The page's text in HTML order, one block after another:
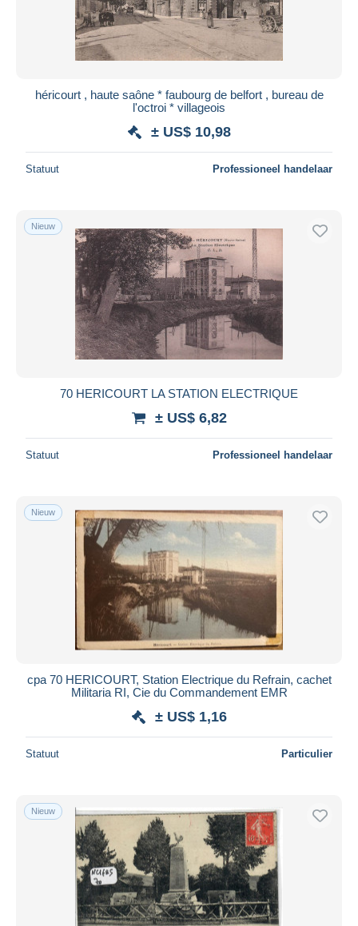
héricourt , haute saône * faubourg de belfort , bureau de
l'octroi * villageois
± US$ 10,98
Statuut Professioneel handelaar
Nieuw
70 HERICOURT LA STATION ELECTRIQUE
± US$ 6,82
Statuut Professioneel handelaar
Nieuw
cpa 70 HERICOURT, Station Electrique du Refrain, cachet
Militaria RI, Cie du Commandement EMR
± US$ 1,16
Statuut Particulier
Nieuw